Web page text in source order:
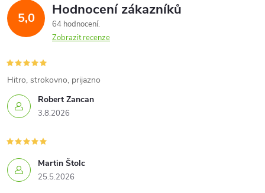
d
a
c
í
p
r
v
k
5,0 Hodnocení zákazníků
64 hodnocení
Zobrazit recenze
Robert Zancan
3.8.2026
Hitro, strokovno, prijazno
Martin Štolc
25.5.2026